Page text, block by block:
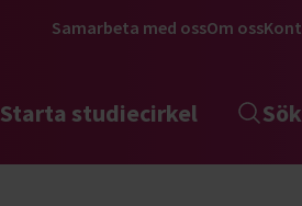
Samarbeta med ossOm oss
Starta studiecirkel